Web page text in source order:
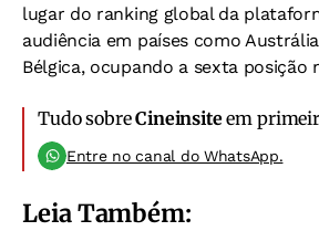
lugar do ranking global da
audiência em países como
Bélgica, ocupando a sexta posição
Tudo sobreCineinsiteem
Entre no canal do WhatsApp.
Leia Também: